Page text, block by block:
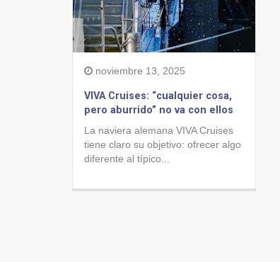
noviembre 13, 2025
VIVA Cruises: “cualquier cosa,
pero aburrido” no va con ellos
La naviera alemana VIVA Cruises
tiene claro su objetivo: ofrecer algo
diferente al típico...